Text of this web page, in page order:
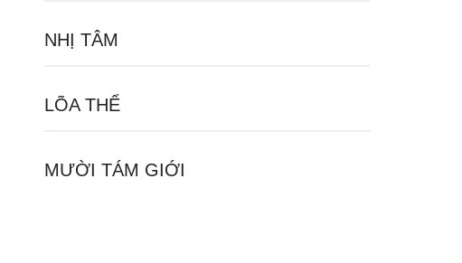
NHỊ TÂM
LÕA THỂ
MƯỜI TÁM GIỚI